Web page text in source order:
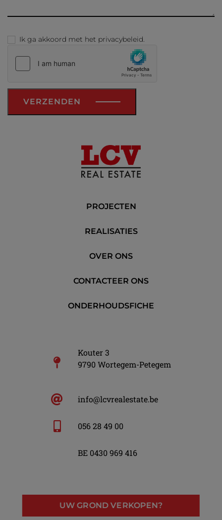
Ik ga akkoord met het privacybeleid.
VERZENDEN
PROJECTEN
REALISATIES
OVER ONS
CONTACTEER ONS
ONDERHOUDSFICHE
Kouter 3
9790 Wortegem-Petegem
info@lcvrealestate.be
056 28 49 00
BE 0430 969 416
UW GROND VERKOPEN?